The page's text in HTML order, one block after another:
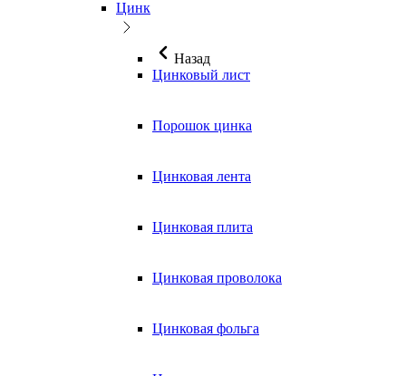
Цинк
Назад
Цинковый лист
Порошок цинка
Цинковая лента
Цинковая плита
Цинковая проволока
Цинковая фольга